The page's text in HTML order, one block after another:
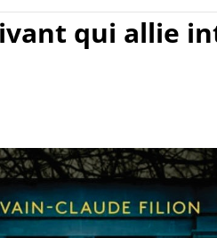
qui allie